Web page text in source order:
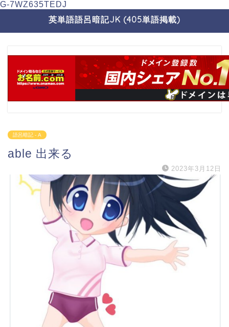
G-7WZ635TEDJ
英単語語呂暗記JK (405単語掲載)
語呂暗記 - A
able 出来る
2023年3月12日